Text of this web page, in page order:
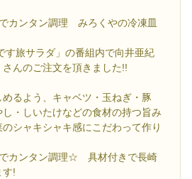
カンタン調理 みろくやの冷凍皿
す旅サラダ」の番組内で向井亜紀
んのご注文を頂きました!!
るよう、キャベツ・玉ねぎ・豚
・しいたけなどの食材の持つ旨み
シャキシャキ感にこだわって作り
カンタン調理☆ 具材付きで長崎
す!